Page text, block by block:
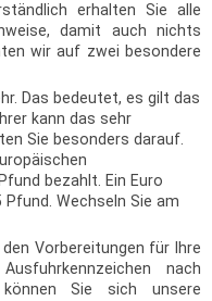
erhalten Sie alle
damit auch nichts
wir auf zwei besondere
Das bedeutet, es gilt das
kann das sehr
Sie besonders darauf.
bezahlt. Ein Euro
Wechseln Sie am
Vorbereitungen für Ihre
nach
können Sie sich unsere